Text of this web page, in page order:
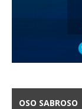
OSO SABROSO